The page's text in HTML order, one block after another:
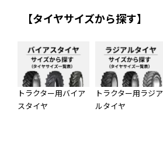
【タイヤサイズから探す】
トラクター用バイア
スタイヤ
トラクター用ラジア
ルタイヤ